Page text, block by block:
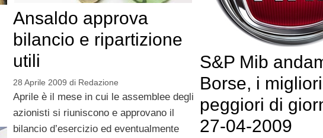
Ansaldo approva
bilancio e ripartizione
utili
28 Aprile 2009 di Redazione
Aprile è il mese in cui le assemblee degli
azionisti si riuniscono e approvano il
bilancio d’esercizio ed eventualmente
S&P Mib
Borse, i
peggiori di
27-04-2009